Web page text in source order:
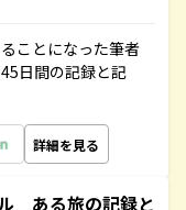
ことになった筆者
日間の記録と記
詳細を見る
ある旅の記録と